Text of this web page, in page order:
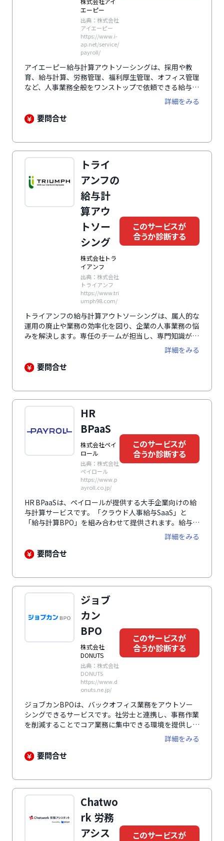
エーピー
出典：株式会社
アイエーピー
https://www.i-
ap.net/service/
payroll/
アイエーピー給与計算アウトソーシングは、採用や教
育、給与計算、労務管理、福利厚生管理、オフィス管理
など、人事業務全般をワンストップで依頼できる給与計
算アウトソーシングサービスです。最新のシステム導入
や業務改善のリードもサポートし、組織全体の生産性向
上に貢献します。バイリンガル対応の社会保険労務士や
詳細をみる
要問合せ
トライ
アンフの
給与計
算アウ
トソー
シング
株式会社トラ
イアンフ
出典：株式会社
トライアンフ
https://www.tri
umph98.com/
このサービスが
合うか診断する
トライアンフの給与計算アウトソーシングは、属人的な
運用の廃止や業務の効率化を図り、企業の人事業務の悩
みを解決します。専任のチームが担当し、専門知識が求
められる給与計算をはじめ、勤怠管理や年末調整など、
幅広いサービスに対応しています。これにより、社内の
専門知識の有無にかかわらず安定した品質を維持し、コ
詳細をみる
要問合せ
HR
BPaaS
株式会社ペイ
ロール
出典：株式会社
ペイロール
https://www.p
ayroll.co.jp/
このサービスが
合うか診断する
HR BPaaSは、ペイロールが提供する大手企業向けの給
与計算サービスです。「クラウド人事給与SaaS」と
「給与計算BPO」を組み合わせて提供されます。給与・
賞与計算からマイナンバー管理、年末調整、退職金計
算、勤怠・会計システム連携など幅広い業務を一元化。
専門スタッフによる運用と自動化技術で正確性と効率性
詳細をみる
要問合せ
ジョブ
カン
BPO
株式会社
DONUTS
出典：株式会社
DONUTS
https://www.d
onuts.ne.jp/
このサービスが
合うか診断する
ジョブカンBPOは、バックオフィス業務をアウトソー
シングできるサービスです。社労士と連携し、事務作業
を削減することでコア業務に集中できる環境を提供しま
す。採用業務（募集要項の作成等）から入退社手続き、
給与計算や社会保険手続き、年末調整など、幅広い業務
をサポートし、専門家の監修で法令遵守やミスの防止を
詳細をみる
要問合せ
Chatwo
rk 労務
アシス
このサービスが